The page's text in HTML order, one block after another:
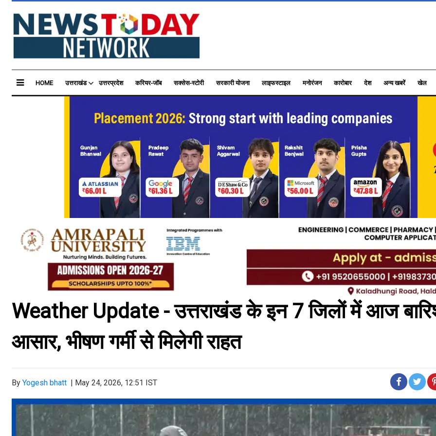
HOME उत्तराखंड उत्तरप्रदेश करियर-जॉब सक्सेस-स्टोरी सरकारी योजना लाइफस्टाइल मनोरंजन कारोबार देश अन्य खबरें खेल
Weather Update - उत्तराखंड के इन 7 जिलों में आज
आसार, भीषण गर्मी से मिलेगी राहत
By Yogesh bhatt | May 24, 2026, 12:51 IST